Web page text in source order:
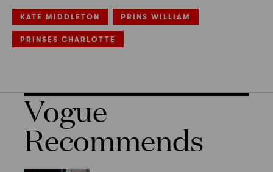
KATE MIDDLETON PRINS WILLIAM
PRINSES CHARLOTTE
Vogue
Recommends